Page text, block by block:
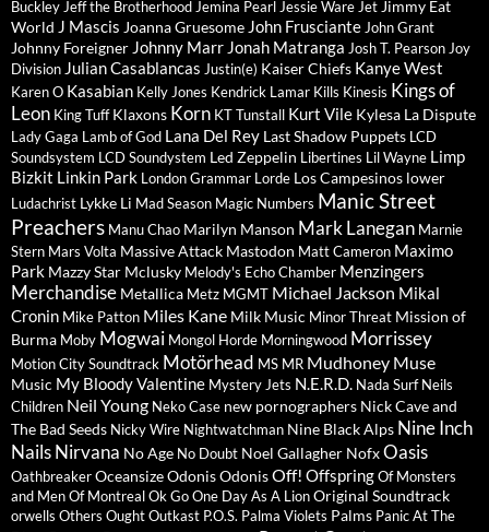
Buckley Jeff the Brotherhood Jemina Pearl Jessie Ware Jet Jimmy Eat
World J Mascis Joanna Gruesome John Frusciante John Grant
Johnny Foreigner Johnny Marr Jonah Matranga Josh T. Pearson Joy
Division Julian Casablancas Justin(e) Kaiser Chiefs Kanye West
Karen O Kasabian Kelly Jones Kendrick Lamar Kills Kinesis Kings of
Leon King Tuff Klaxons Korn KT Tunstall Kurt Vile Kylesa La Dispute
Lady Gaga Lamb of God Lana Del Rey Last Shadow Puppets LCD
Soundsystem LCD Soundystem Led Zeppelin Libertines Lil Wayne Limp
Bizkit Linkin Park London Grammar Lorde Los Campesinos lower
Ludachrist Lykke Li Mad Season Magic Numbers Manic Street
Preachers Manu Chao Marilyn Manson Mark Lanegan Marnie
Stern Mars Volta Massive Attack Mastodon Matt Cameron Maximo
Park Mazzy Star Mclusky Melody's Echo Chamber Menzingers
Merchandise Metallica Metz MGMT Michael Jackson Mikal
Cronin Mike Patton Miles Kane Milk Music Minor Threat Mission of
Burma Moby Mogwai Mongol Horde Morningwood Morrissey
Motion City Soundtrack Motörhead MS MR Mudhoney Muse
Music My Bloody Valentine Mystery Jets N.E.R.D. Nada Surf Neils
Children Neil Young Neko Case new pornographers Nick Cave and
The Bad Seeds Nicky Wire Nightwatchman Nine Black Alps Nine Inch
Nails Nirvana No Age No Doubt Noel Gallagher NofxOasis
OathbreakerOceansizeOdonis OdonisOff! OffspringOf Monsters
and MenOf MontrealOk GoOne Day As A LionOriginal Soundtrack
orwells Others OughtOutkast P.O.S. Palma Violets Palms Panic At The